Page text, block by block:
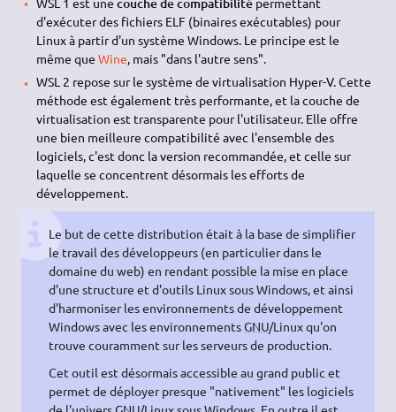
d'exécuter des fichiers ELF (binaires exécutables) pour
Linux à partir d'un système Windows. Le principe est le
même que Wine, mais "dans l'autre sens".
WSL 2 repose sur le système de virtualisation Hyper-V. Cette
méthode est également très performante, et la couche de
virtualisation est transparente pour l'utilisateur. Elle offre
une bien meilleure compatibilité avec l'ensemble des
logiciels, c'est donc la version recommandée, et celle sur
laquelle se concentrent désormais les efforts de
développement.
Le but de cette distribution était à la base de simplifier
le travail des développeurs (en particulier dans le
domaine du web) en rendant possible la mise en place
d'une structure et d'outils Linux sous Windows, et ainsi
d'harmoniser les environnements de développement
Windows avec les environnementsGNU/Linux qu'on
trouve couramment sur les serveurs de production.
Cet outil est désormais accessible au grand public et
permet de déployer presque "nativement" les logiciels